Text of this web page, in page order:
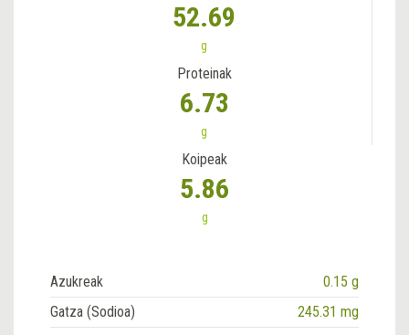
52.69
g
Proteinak
6.73
g
Koipeak
5.86
g
Azukreak
0.15 g
Gatza (Sodioa)
245.31 mg